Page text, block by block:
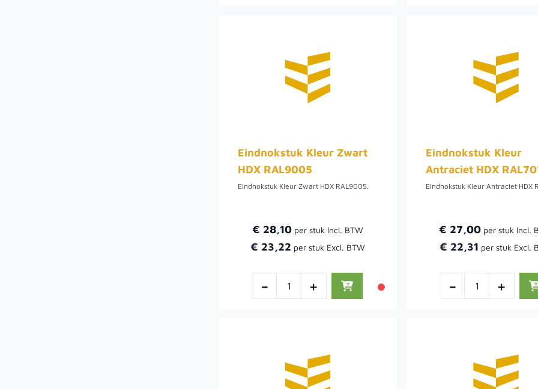
Eindnokstuk Kleur Zwart
HDX RAL9005
Eindnokstuk Kleur Zwart HDX RAL9005.
€ 28,10
€ 23,22
- +
Eindnokstuk Kleur
Antraciet HDX
Eindnokstuk Kleur Antraciet HDX
€ 27,00
€ 22,31
- +